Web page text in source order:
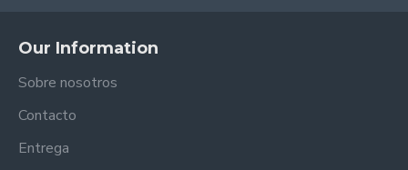
Our Information
Sobre nosotros
Contacto
Entrega